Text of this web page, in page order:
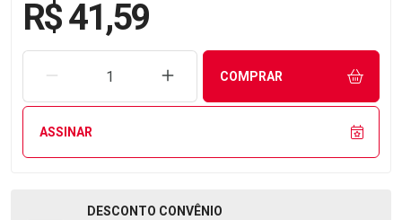
R$ 41,59
REMOVER UMA UNIDADEAUMENTAR UMA UNIDADE
COMPRAR
ASSINAR
DESCONTO CONVÊNIO